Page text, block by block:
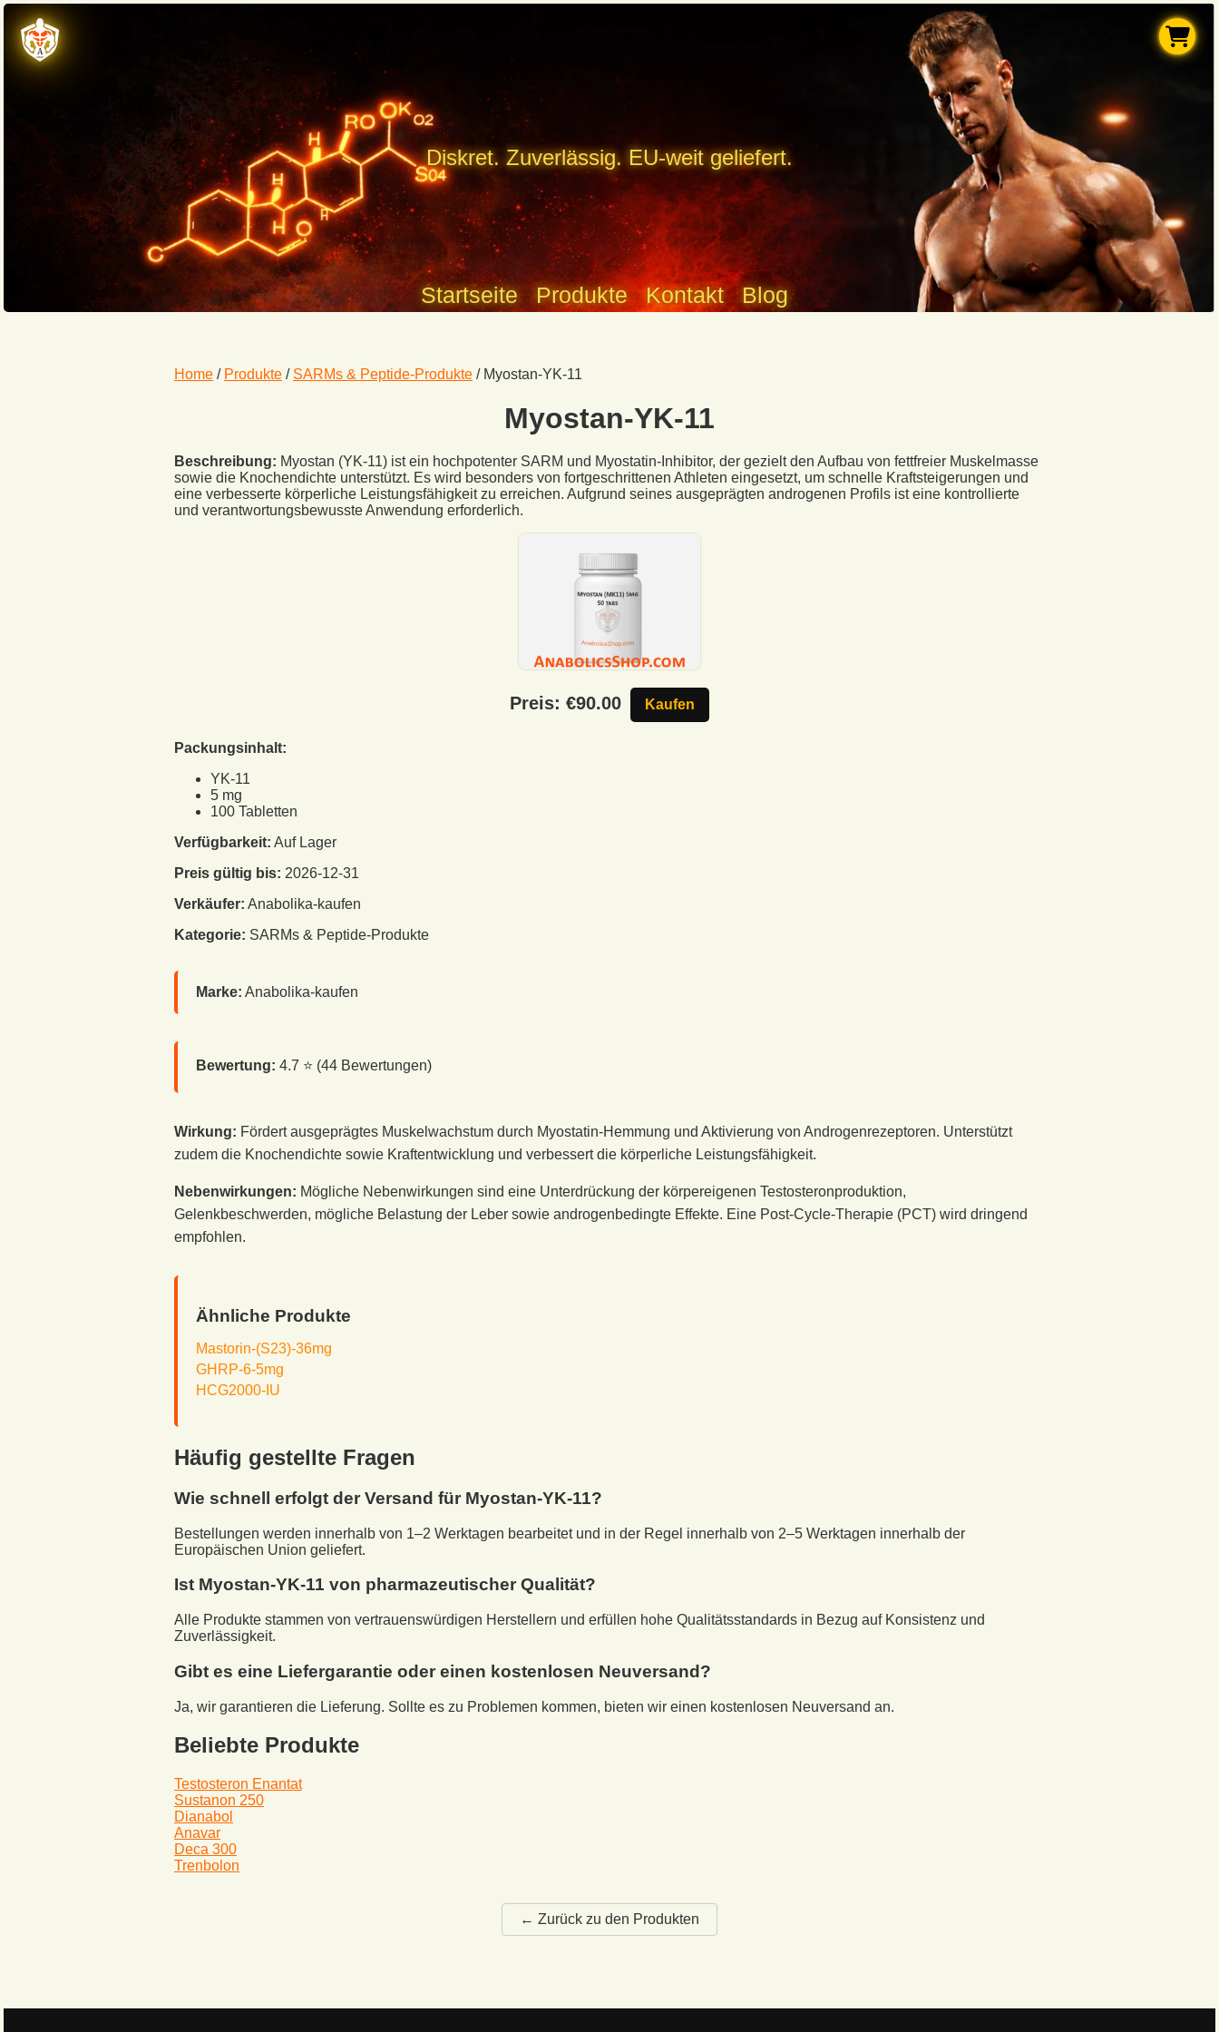
Diskret. Zuverlässig. EU-weit geliefert.
Startseite Produkte Kontakt Blog
Home / Produkte / SARMs & Peptide-Produkte / Myostan-YK-11
Myostan-YK-11
Beschreibung: Myostan (YK-11) ist ein hochpotenter SARM und Myostatin-Inhibitor, der gezielt den Aufbau von fettfreier Muskelmasse
sowie die Knochendichte unterstützt. Es wird besonders von fortgeschrittenen Athleten eingesetzt, um schnelle Kraftsteigerungen und
eine verbesserte körperliche Leistungsfähigkeit zu erreichen. Aufgrund seines ausgeprägten androgenen Profils ist eine kontrollierte
und verantwortungsbewusste Anwendung erforderlich.
Preis: €90.00 Kaufen
Packungsinhalt:
YK-11
5 mg
100 Tabletten
Verfügbarkeit: Auf Lager
Preis gültig bis: 2026-12-31
Verkäufer: Anabolika-kaufen
Kategorie: SARMs & Peptide-Produkte
Marke: Anabolika-kaufen
Bewertung: 4.7 ⭐ (44 Bewertungen)
Wirkung: Fördert ausgeprägtes Muskelwachstum durch Myostatin-Hemmung und Aktivierung von Androgenrezeptoren. Unterstützt
zudem die Knochendichte sowie Kraftentwicklung und verbessert die körperliche Leistungsfähigkeit.
Nebenwirkungen: Mögliche Nebenwirkungen sind eine Unterdrückung der körpereigenen Testosteronproduktion,
Gelenkbeschwerden, mögliche Belastung der Leber sowie androgenbedingte Effekte. Eine Post-Cycle-Therapie (PCT) wird dringend
empfohlen.
Ähnliche Produkte
Mastorin-(S23)-36mg
GHRP-6-5mg
HCG2000-IU
Häufig gestellte Fragen
Wie schnell erfolgt der Versand für Myostan-YK-11?
Bestellungen werden innerhalb von 1–2 Werktagen bearbeitet und in der Regel innerhalb von 2–5 Werktagen innerhalb der
Europäischen Union geliefert.
Ist Myostan-YK-11 von pharmazeutischer Qualität?
Alle Produkte stammen von vertrauenswürdigen Herstellern und erfüllen hohe Qualitätsstandards in Bezug auf Konsistenz und
Zuverlässigkeit.
Gibt es eine Liefergarantie oder einen kostenlosen Neuversand?
Ja, wir garantieren die Lieferung. Sollte es zu Problemen kommen, bieten wir einen kostenlosen Neuversand an.
Beliebte Produkte
Testosteron Enantat
Sustanon 250
Dianabol
Anavar
Deca 300
Trenbolon
← Zurück zu den Produkten